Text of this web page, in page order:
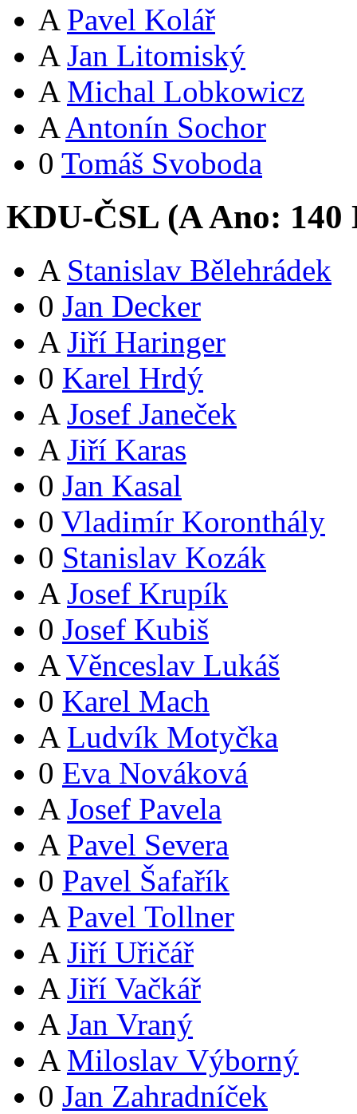
A Pavel Kolář
A Jan Litomiský
A Michal Lobkowicz
A Antonín Sochor
0 Tomáš Svoboda
KDU-ČSL (AAno: 140
A Stanislav Bělehrádek
0 Jan Decker
A Jiří Haringer
0 Karel Hrdý
A Josef Janeček
A Jiří Karas
0 Jan Kasal
0 Vladimír Koronthály
0 Stanislav Kozák
A Josef Krupík
0 Josef Kubiš
A Věnceslav Lukáš
0 Karel Mach
A Ludvík Motyčka
0 Eva Nováková
A Josef Pavela
A Pavel Severa
0 Pavel Šafařík
A Pavel Tollner
A Jiří Uřičář
A Jiří Vačkář
A Jan Vraný
A Miloslav Výborný
0 Jan Zahradníček